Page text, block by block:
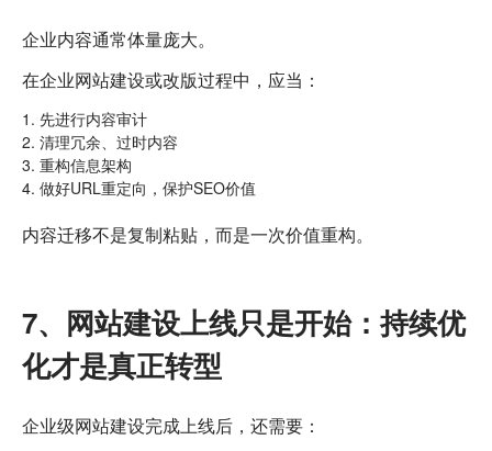
企业内容通常体量庞大。
在企业网站建设或改版过程中，应当：
先进行内容审计
清理冗余、过时内容
重构信息架构
做好URL重定向，保护SEO价值
内容迁移不是复制粘贴，而是一次价值重构。
7、网站建设上线只是开始：持续优
化才是真正转型
企业级网站建设完成上线后，还需要：